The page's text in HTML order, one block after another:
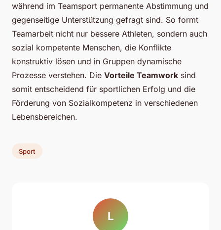
während im Teamsport permanente Abstimmung und
gegenseitige Unterstützung gefragt sind. So formt
Teamarbeit nicht nur bessere Athleten, sondern auch
sozial kompetente Menschen, die Konflikte
konstruktiv lösen und in Gruppen dynamische
Prozesse verstehen. Die Vorteile Teamwork sind
somit entscheidend für sportlichen Erfolg und die
Förderung von Sozialkompetenz in verschiedenen
Lebensbereichen.
Sport
L